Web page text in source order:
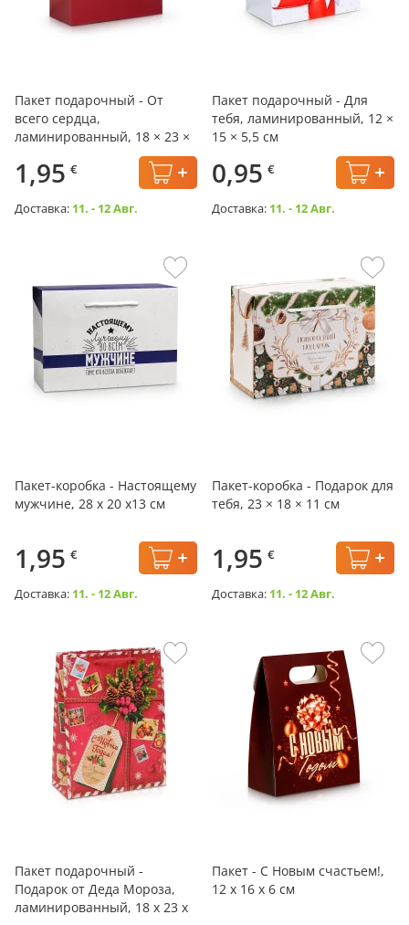
Пакет подарочный - От
всего сердца,
ламинированный, 18 × 23 ×
1,95 €
Доставка: 11. - 12 Авг.
Пакет подарочный - Для
тебя, ламинированный, 12 ×
15 × 5,5 см
0,95 €
Доставка: 11. - 12 Авг.
Пакет-коробка - Настоящему
мужчине, 28 х 20 х13 см
1,95 €
Доставка: 11. - 12 Авг.
Пакет-коробка - Подарок для
тебя, 23 × 18 × 11 см
1,95 €
Доставка: 11. - 12 Авг.
Пакет подарочный -
Подарок от Деда Мороза,
ламинированный, 18 х 23 х
Пакет - С Новым счастьем!,
12 х 16 х 6 см